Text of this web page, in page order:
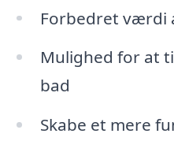
Forbedret værdi
Mulighed for at
bad
Skabe et mere